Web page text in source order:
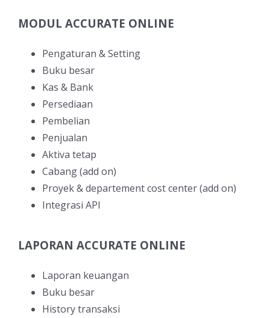
MODUL ACCURATE ONLINE
Pengaturan & Setting
Buku besar
Kas & Bank
Persediaan
Pembelian
Penjualan
Aktiva tetap
Cabang (add on)
Proyek & departement cost center (add on)
Integrasi API
LAPORAN ACCURATE ONLINE
Laporan keuangan
Buku besar
History transaksi